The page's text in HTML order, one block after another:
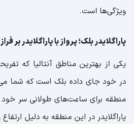
ویژگی‌ها است.
پاراگلایدر بلک؛ پرواز با پاراگلایدر بر
یکی از بهترین مناطق آنتالیا که
در خود جای داده بلک است که شما
منطقه برای ساعت‌های طولانی سر خود
پاراگلایدر در این منطقه به دلیل